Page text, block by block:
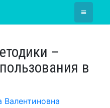
≡
–
в
Валентиновна